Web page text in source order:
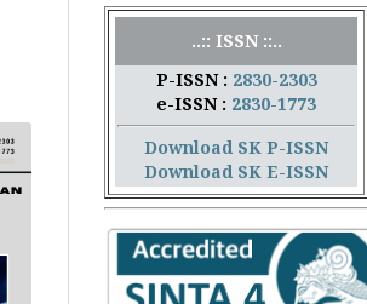
..:: ISSN ::..
P-ISSN : 2830-2303
e-ISSN : 2830-1773
Download SK P-ISSN
Download SK E-ISSN